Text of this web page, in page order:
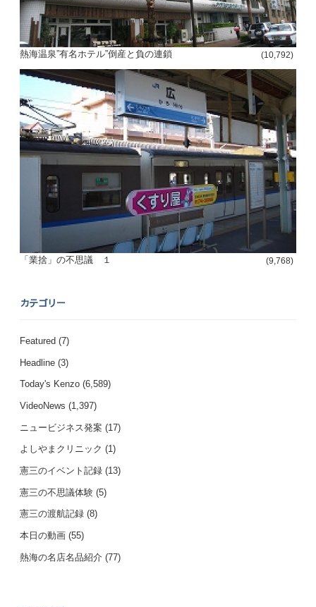
熱海温泉”有名ホテル”倒産と負の連鎖 (10,792)
「業捨」の不思議 １ (9,768)
カテゴリー
Featured (7)
Headline (3)
Today's Kenzo (6,589)
VideoNews (1,397)
ニュービジネス発案 (17)
よしやまクリニック (1)
憲三のイベント記録 (13)
憲三の不思議体験 (5)
憲三の渡航記録 (8)
本日の動画 (55)
熱海の名店名品紹介 (77)